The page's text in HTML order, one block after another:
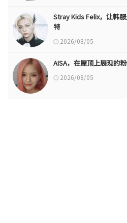
Stray Kids Felix，让
特
2026/08/05
AISA，在屋顶上展现的
2026/08/05